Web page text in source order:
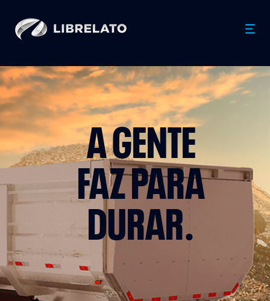
A GENTE
FAZPARA
DURAR.